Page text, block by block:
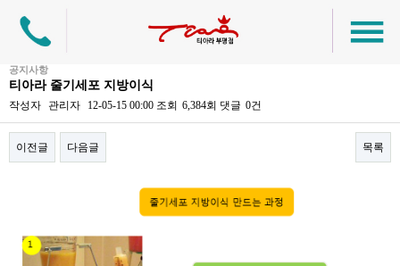
공지사항
티아라 줄기세포 지방이식
작성자 관리자 12-05-15 00:00 조회 6,384회 댓글 0건
이전글 다음글 목록